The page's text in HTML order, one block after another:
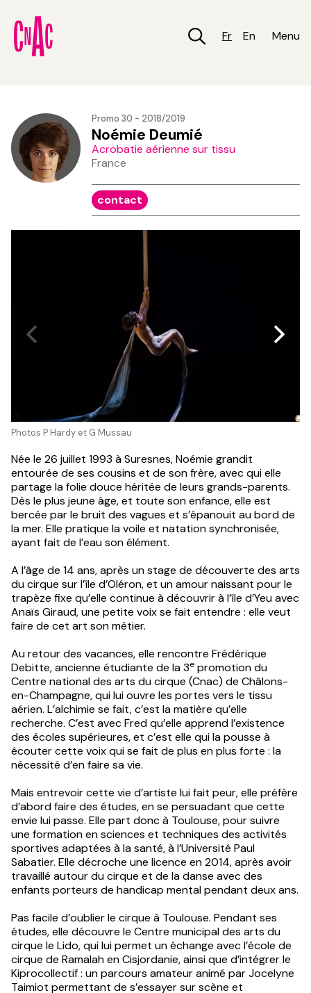
contenu
principal
Fr En Menu
Promo 30 - 2018/2019
Noémie Deumié
Acrobatie aérienne sur tissu
France
contact
Photos P Hardy et G Mussau
Née le 26 juillet 1993 à Suresnes, Noémie grandit
entourée de ses cousins et de son frère, avec qui elle
partage la folie douce héritée de leurs grands-parents.
Dès le plus jeune âge, et toute son enfance, elle est
bercée par le bruit des vagues et s’épanouit au bord de
la mer. Elle pratique la voile et natation synchronisée,
ayant fait de l’eau son élément.
A l’âge de 14 ans, après un stage de découverte des arts
du cirque sur l’île d’Oléron, et un amour naissant pour le
trapèze fixe qu’elle continue à découvrir à l’île d’Yeu avec
Anaïs Giraud, une petite voix se fait entendre : elle veut
faire de cet art son métier.
Au retour des vacances, elle rencontre Frédérique
Debitte, ancienne étudiante de la 3e promotion du
Centre national des arts du cirque (Cnac) de Châlons-
en-Champagne, qui lui ouvre les portes vers le tissu
aérien. L’alchimie se fait, c’est la matière qu’elle
recherche. C’est avec Fred qu’elle apprend l’existence
des écoles supérieures, et c’est elle qui la pousse à
écouter cette voix qui se fait de plus en plus forte : la
nécessité d’en faire sa vie.
Mais entrevoir cette vie d’artiste lui fait peur, elle préfère
d’abord faire des études, en se persuadant que cette
envie lui passe. Elle part donc à Toulouse, pour suivre
une formation en sciences et techniques des activités
sportives adaptées à la santé, à l’Université Paul
Sabatier. Elle décroche une licence en 2014, après avoir
travaillé autour du cirque et de la danse avec des
enfants porteurs de handicap mental pendant deux ans.
Pas facile d’oublier le cirque à Toulouse. Pendant ses
études, elle découvre le Centre municipal des arts du
cirque le Lido, qui lui permet un échange avec l’école de
cirque de Ramalah en Cisjordanie, ainsi que d’intégrer le
Kiprocollectif : un parcours amateur animé par Jocelyne
Taimiot permettant de s’essayer sur scène et